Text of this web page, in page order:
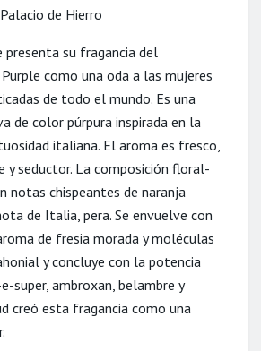
Palacio de Hierro
presenta su fragancia del
como una oda a las mujeres
de todo el mundo. Es una
de color púrpura inspirada en la
italiana. El aroma es fresco,
y seductor. La composición floral-
notas chispeantes de naranja
de Italia, pera. Se envuelve con
de fresia morada y moléculas
y concluye con la potencia
super, ambroxan, belambre y
creó esta fragancia como una